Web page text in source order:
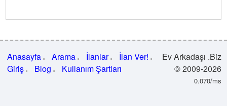
Anasayfa Arama İlanlar
İlan Ver!
Giriş
Blog Kullanım Şartları
Ev Arkadaşı .Biz
© 2009-2026
0.070/ms